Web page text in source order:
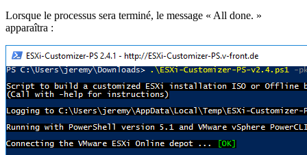
Lorsque le processus sera terminé, le message « All done. »
apparaîtra :